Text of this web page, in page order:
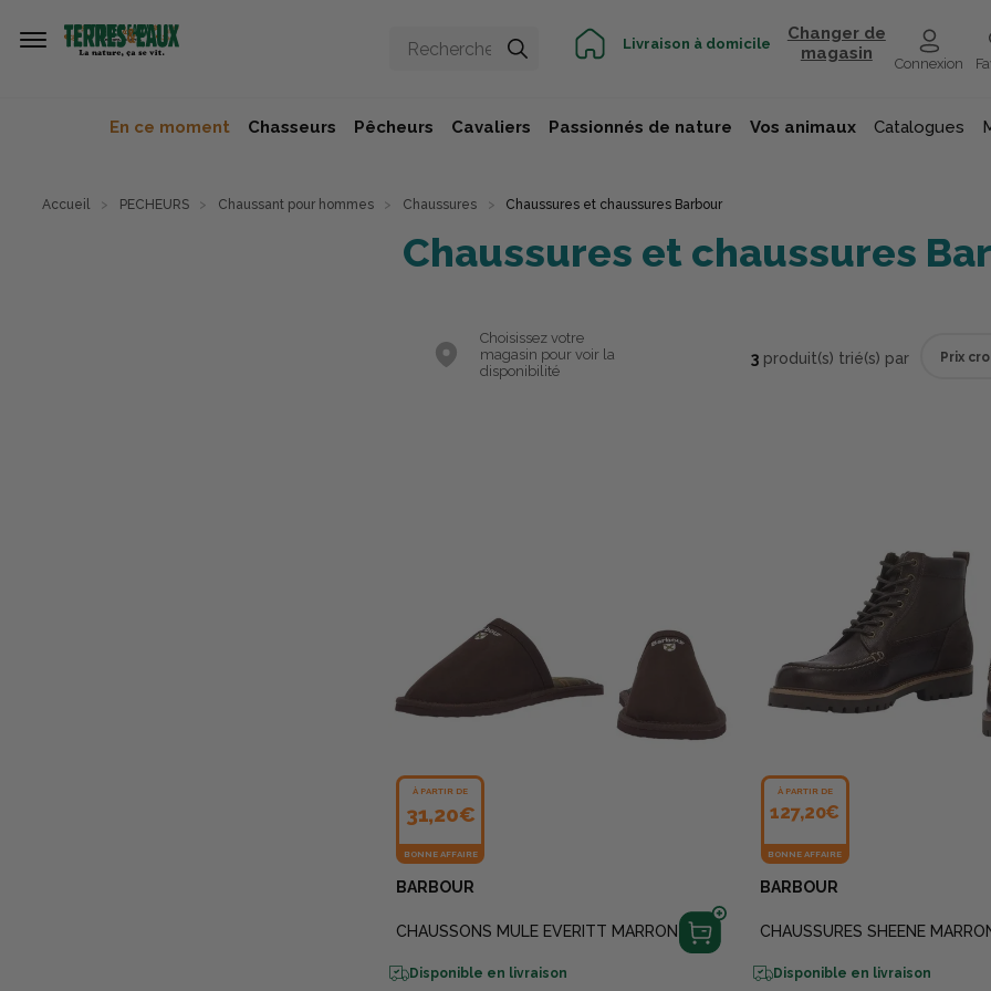
Livraison à domicile
Changer de
magasin
Connexion
En ce moment Chasseurs Pêcheurs Cavaliers Passionnés de nature Vos animaux Catalogues
Accueil PECHEURS Chaussant pour hommes Chaussures Chaussures et chaussures Barbour
Chaussures et chaussures
Choisissez votre
magasin pour voir la
disponibilité
3 produit(s) trié(s) par
À PARTIR DE
31,20€
BONNE AFFAIRE
BARBOUR
CHAUSSONS MULE EVERITT MARRON
Disponible en livraison
À PARTIR DE
127,20€
BONNE AFFAIRE
BARBOUR
CHAUSSURES SHEENE
Disponible en livraison